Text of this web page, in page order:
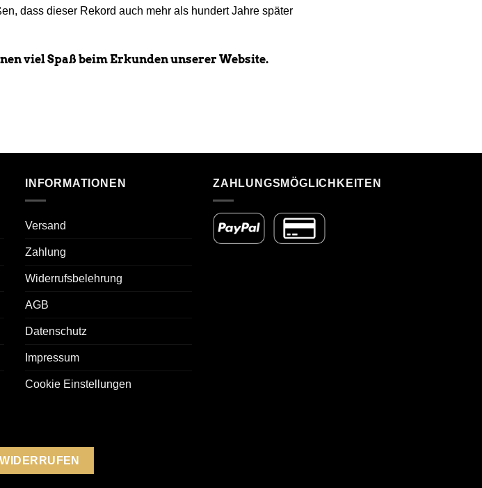
dass dieser Rekord auch mehr als hundert Jahre später
viel Spaß beim Erkunden unserer Website.
INFORMATIONEN
Versand
Zahlung
Widerrufsbelehrung
AGB
Datenschutz
Impressum
Cookie Einstellungen
ZAHLUNGSMÖGLICHKEITEN